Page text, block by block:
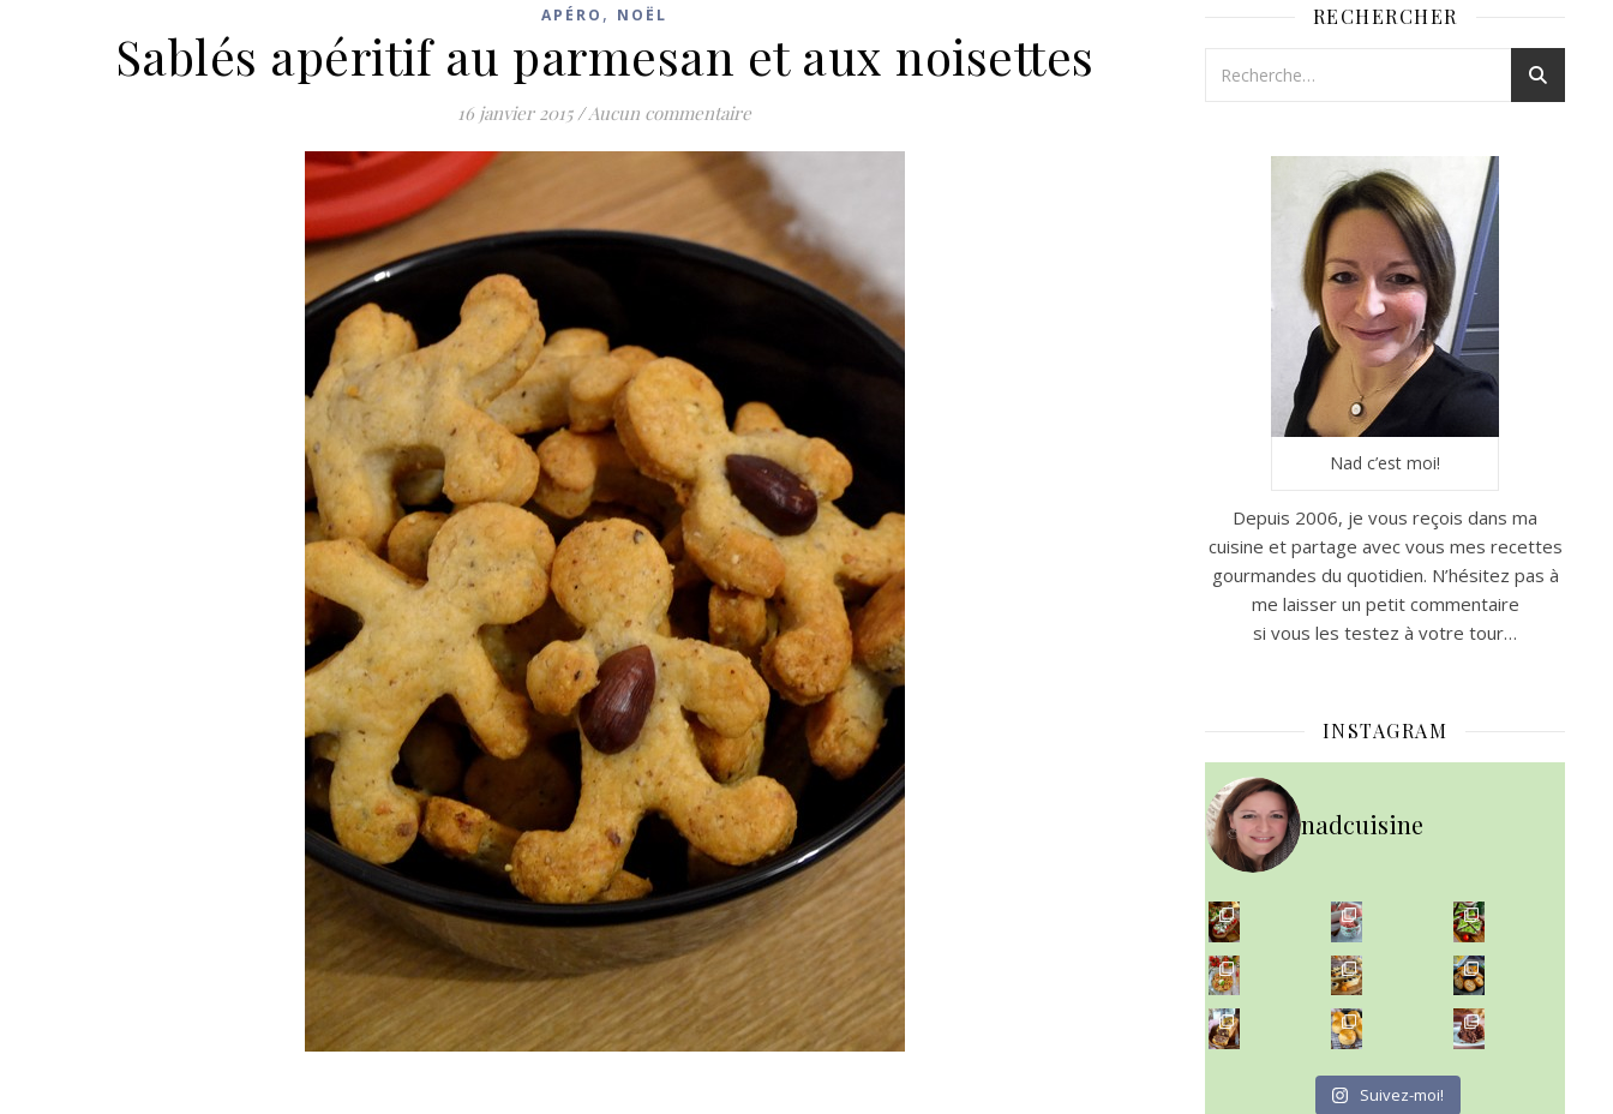
APÉRO , NOËL
Sablés apéritif au parmesan et aux noisettes
16 janvier 2015 /Aucun commentaire
RECHERCHER
Nad c’est moi!
Depuis 2006, je vous reçois dans ma
cuisine et partage avec vous mes recettes
gourmandes du quotidien. N’hésitez pas à
me laisser un petit commentaire
si vous les testez à votre tour…
INSTAGRAM
nadcuisine
~ NICE CREAM À LA FRAISE ~
Presque un mois que
~ SALADE DE PÂTES AUX DEUX TOMATES THON ET BURRA
~ FINANCIERS MYRTILLES ET CITRON ~
Aujourd'hu
~ BUNS MAISON ~
Un peu de boulange par ici au
~ GÂTEAU FONDANT CHOCO NOISETTE ~
C'est lundi
Suivez-moi!